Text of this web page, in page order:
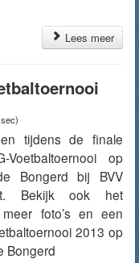
Lees meer
tijdens de finale
op
Bongerd bij BVV
Bekijk ook het
foto’s en een
2013 op
Bongerd